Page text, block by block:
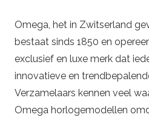
Omega, het in Zwitserland
bestaat sinds 1850 en
exclusief en luxe merk dat
innovatieve en
Verzamelaars kennen veel
Omega horlogemodellen